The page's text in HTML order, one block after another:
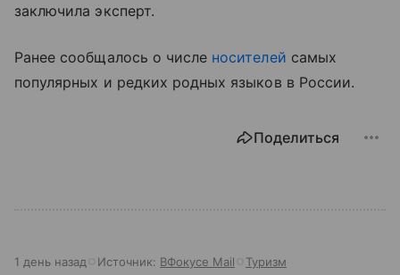
заключила эксперт.
Ранее сообщалось о числе носителей самых
популярных и редких родных языков в России.
Поделиться
1 день назад Источник: ВФокусе Mail Туризм